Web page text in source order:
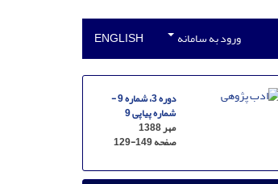
ورود به سامانه ENGLISH
دوره 3، شماره 9 -
شماره پیاپی 9
مهر 1388
صفحه129-149